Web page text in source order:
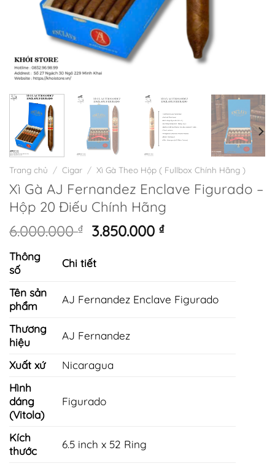
Trang chủ / Cigar / Xì Gà Theo Hộp ( Fullbox Chính Hãng )
Xì Gà AJ Fernandez Enclave Figurado –
Hộp 20 Điếu Chính Hãng
6.000.000₫
Giá
là:
3.850.000₫Giá
Thông
số
Chi tiết
Tên sản
phẩm
AJ Fernandez Enclave Figurado
Thương
hiệu
AJ Fernandez
Xuất xứ
Nicaragua
Hình
dáng
(Vitola)
Figurado
Kích
thước
6.5 inch x 52 Ring